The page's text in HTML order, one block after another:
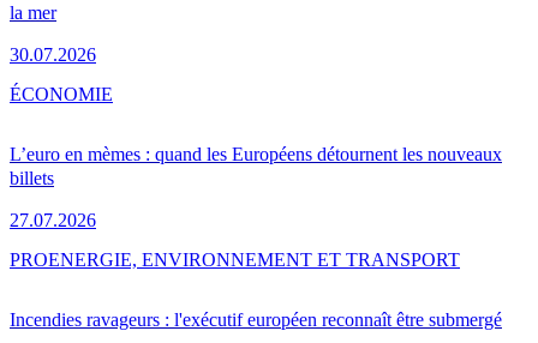
la mer
30.07.2026
L’euro en mèmes : quand les Européens détournent les nouveaux
billets
27.07.2026
ÉCONOMIE
Incendies ravageurs : l'exécutif européen reconnaît être submergé
PROENERGIE, ENVIRONNEMENT ET TRANSPORT